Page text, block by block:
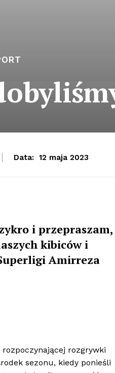
Data: 12 maja 2023
i przepraszam,
kibiców i
Amirreza
rozgrywki
sezonu, kiedy ponieśli